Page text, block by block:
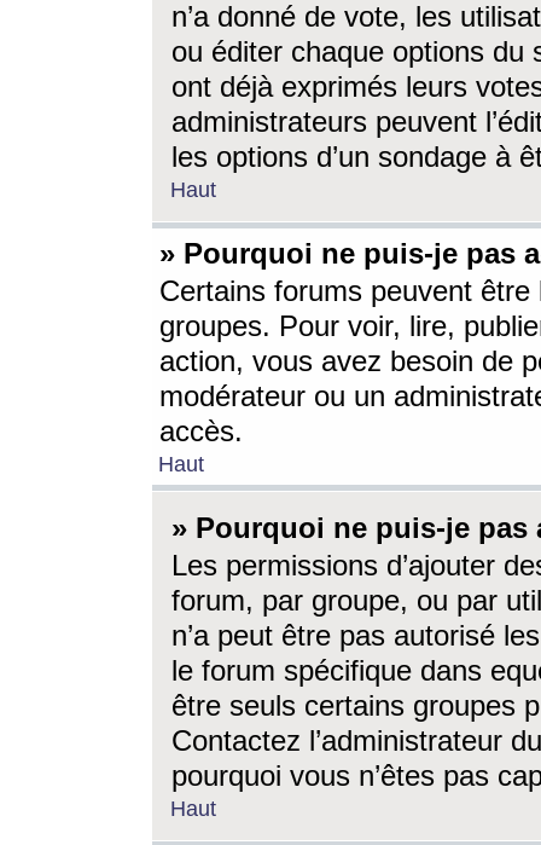
n’a donné de vote, les
ou éditer chaque options du
ont déjà exprimés leurs
administrateurs peuvent
les options d’un sondage à
Haut
» Pourquoi ne puis-je pas
Certains forums peuvent être
groupes. Pour voir, lire,
action, vous avez besoin de
modérateur ou un
accès.
Haut
» Pourquoi ne puis-je
Les permissions d’ajouter
forum, par groupe, ou par
n’a peut être pas autorisé
le forum spécifique dans
être seuls certains groupes
Contactez l’administrateur
pourquoi vous n’êtes pas
Haut